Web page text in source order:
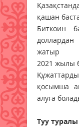
қашан
Биткоин
жатыр
2021 жылы
қосымша
алуға
Туу туралы